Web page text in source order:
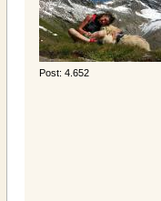
Post: 4.652